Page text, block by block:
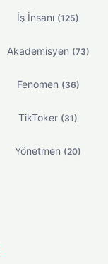
İş İnsanı (125)
Akademisyen (73)
Fenomen (36)
TikToker (31)
Yönetmen (20)